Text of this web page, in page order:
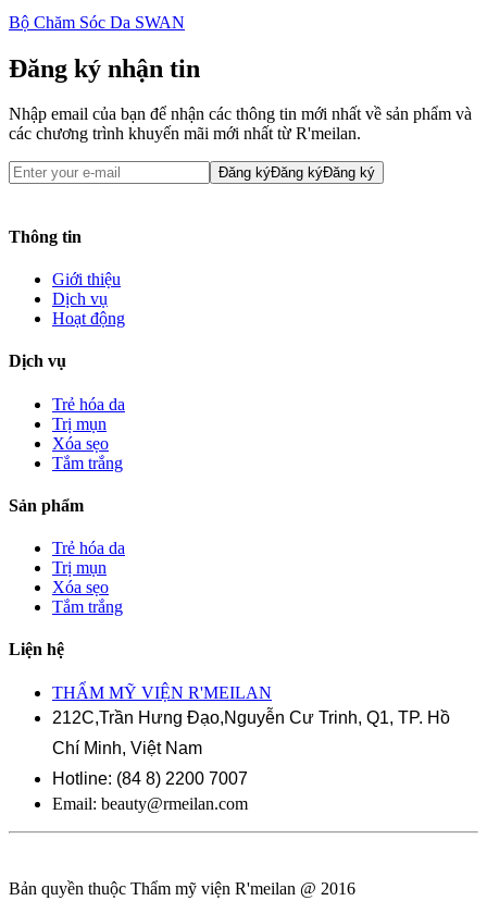
Bộ Chăm Sóc Da SWAN
Đăng ký nhận tin
Nhập email của bạn để nhận các thông tin mới nhất về sản phẩm và
các chương trình khuyến mãi mới nhất từ R'meilan.
Đăng kýĐăng kýĐăng ký
Thông tin
Giới thiệu
Dịch vụ
Hoạt động
Dịch vụ
Trẻ hóa da
Trị mụn
Xóa sẹo
Tắm trắng
Sản phẩm
Trẻ hóa da
Trị mụn
Xóa sẹo
Tắm trắng
Liện hệ
THẨM MỸ VIỆN R'MEILAN
212C,Trần Hưng Đạo,Nguyễn Cư Trinh, Q1, TP. Hồ
Chí Minh, Việt Nam
Hotline: (84 8) 2200 7007
Email: beauty@rmeilan.com
Bản quyền thuộc Thẩm mỹ viện R'meilan @ 2016